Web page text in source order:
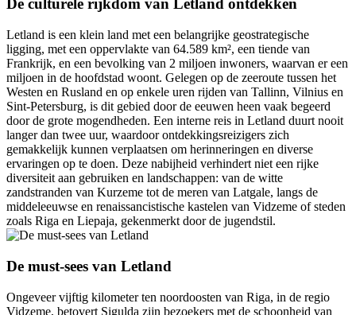
De culturele rijkdom van Letland ontdekken
Letland is een klein land met een belangrijke geostrategische
ligging, met een oppervlakte van 64.589 km², een tiende van
Frankrijk, en een bevolking van 2 miljoen inwoners, waarvan er een
miljoen in de hoofdstad woont. Gelegen op de zeeroute tussen het
Westen en Rusland en op enkele uren rijden van Tallinn, Vilnius en
Sint-Petersburg, is dit gebied door de eeuwen heen vaak begeerd
door de grote mogendheden. Een interne reis in Letland duurt nooit
langer dan twee uur, waardoor ontdekkingsreizigers zich
gemakkelijk kunnen verplaatsen om herinneringen en diverse
ervaringen op te doen. Deze nabijheid verhindert niet een rijke
diversiteit aan gebruiken en landschappen: van de witte
zandstranden van Kurzeme tot de meren van Latgale, langs de
middeleeuwse en renaissancistische kastelen van Vidzeme of steden
zoals Riga en Liepaja, gekenmerkt door de jugendstil.
De must-sees van Letland
Ongeveer vijftig kilometer ten noordoosten van Riga, in de regio
Vidzeme, betovert Sigulda zijn bezoekers met de schoonheid van